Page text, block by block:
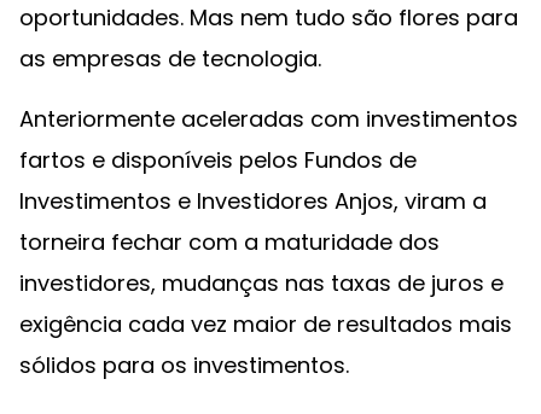
oportunidades. Mas nem tudo são flores para
as empresas de tecnologia.
Anteriormente aceleradas com investimentos
fartos e disponíveis pelos Fundos de
Investimentos e Investidores Anjos, viram a
torneira fechar com a maturidade dos
investidores, mudanças nas taxas de juros e
exigência cada vez maior de resultados mais
sólidos para os investimentos.